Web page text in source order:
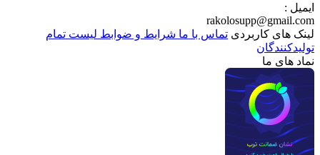
ایمیل :
rakolosupp@gmail.com
لینک های کاربردی تماس با ماشرایط و ضوابطلیست تمام
تولیدکنندگان
نماد های ما